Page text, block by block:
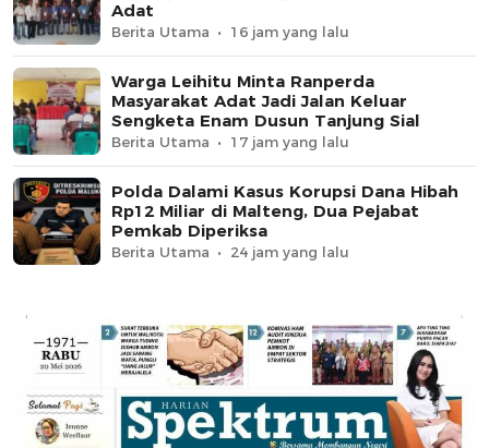
Adat
Berita Utama 16 jam yang lalu
Warga Leihitu Minta Ranperda
Masyarakat Adat Jadi Jalan Keluar
Sengketa Enam Dusun Tanjung Sial
Berita Utama 17 jam yang lalu
Polda Dalami Kasus Korupsi Dana Hibah
Rp12 Miliar di Malteng, Dua Pejabat
Pemkab Diperiksa
Berita Utama 24 jam yang lalu